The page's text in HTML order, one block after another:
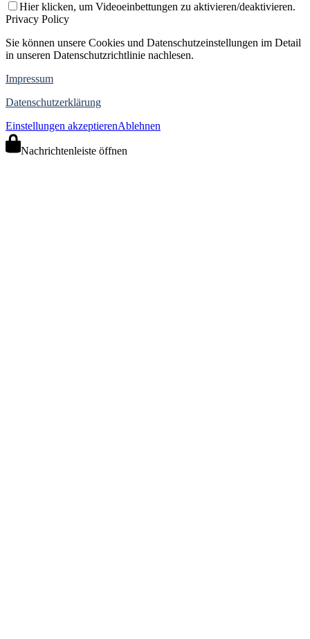
Hier klicken, um Videoeinbettungen zu aktivieren/deaktivieren.
Privacy Policy
Sie können unsere Cookies und Datenschutzeinstellungen im Detail
in unseren Datenschutzrichtlinie nachlesen.
Impressum
Datenschutzerklärung
Einstellungen akzeptierenAblehnen
Nachrichtenleiste öffnen